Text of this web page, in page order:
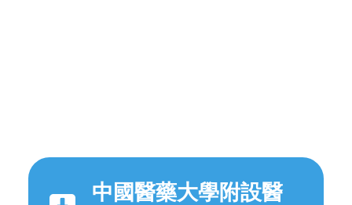
中國醫藥大學附設醫